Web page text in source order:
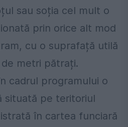
sau soția cel mult o
prin orice alt mod
cu o suprafață utilă
metri pătrați.
cadrul programului o
situată pe teritoriul
în cartea funciară